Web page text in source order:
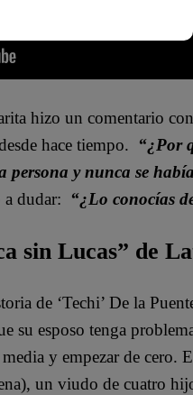
hizo un comentario
hace tiempo. “¿Por
persona y nunca se
a dudar:
“¿Lo conocías
sin Lucas” de
de ‘Techi’ De la
su esposo tenga
y empezar de cero.
un viudo de cuatro